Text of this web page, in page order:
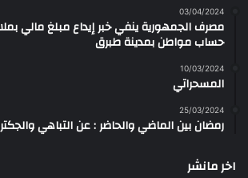
03/04/2024
مصرف الجمهورية ينفي خبر إيداع مبلغ مالي
حساب مواطن بمدينة طبرق
10/03/2024
المسحراتي
25/03/2024
رمضان بين الماضي والحاضر : عن التباهي
اخر مانشر